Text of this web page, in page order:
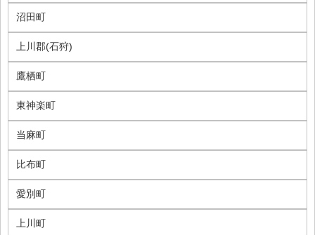
沼田町
上川郡(石狩)
鷹栖町
東神楽町
当麻町
比布町
愛別町
上川町